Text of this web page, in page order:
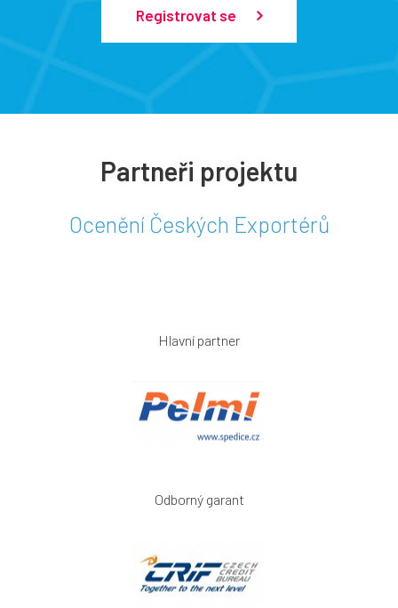
Registrovat se
Partneři projektu
Ocenění Českých Exportérů
Hlavní partner
Odborný garant